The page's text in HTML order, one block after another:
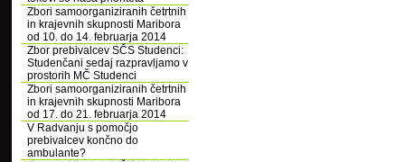
Zbori samoorganiziranih četrtnih
in krajevnih skupnosti Maribora
od 10. do 14. februarja 2014
Zbor prebivalcev SČS Studenci:
Studenčani sedaj razpravljamo v
prostorih MČ Studenci
Zbori samoorganiziranih četrtnih
in krajevnih skupnosti Maribora
od 17. do 21. februarja 2014
V Radvanju s pomočjo
prebivalcev končno do
ambulante?